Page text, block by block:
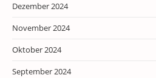
Dezember 2024
November 2024
Oktober 2024
September 2024